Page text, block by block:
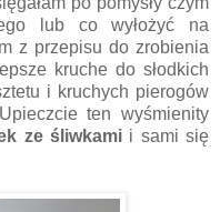
lub co wyłożyć na
z przepisu do zrobienia
kruche do słodkich
i kruchych pierogów
ten wyśmienity
ze śliwkamii sami się